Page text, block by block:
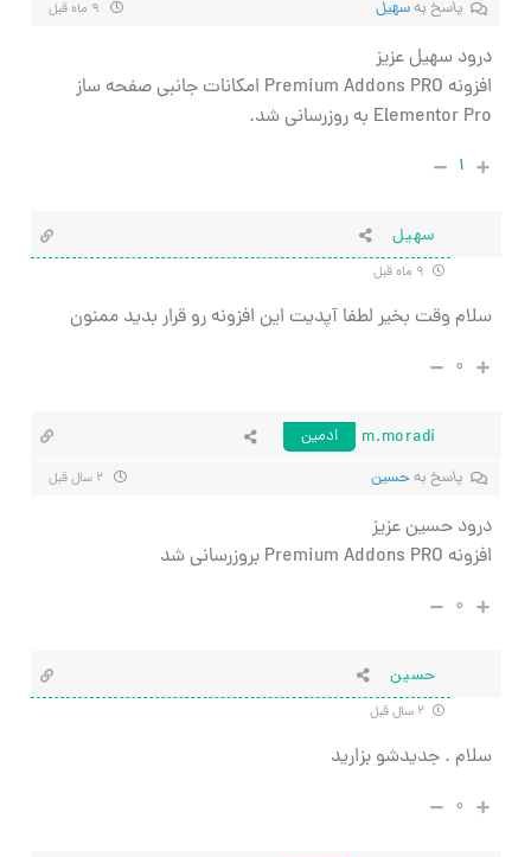
پاسخ بهسهیل
درود سهیل عزیز
افزونه Premium Addons PRO امکانات جانبی صفحه ساز
Elementor Pro به روزرسانی شد.
۱
سهیل
سلام وقت بخیر لطفا آپدیت این افزونه رو قرار بدید ممنون
۰
m.moradi
ادمین
پاسخ به حسین
درود حسین عزیز
افزونه Premium Addons PRO بروزرسانی شد
۰
حسین
سلام . جدیدشو بزارید
۰